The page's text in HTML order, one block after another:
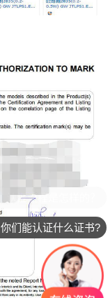
你们能认证什么证书?